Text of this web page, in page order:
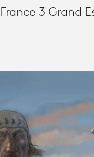
3 Grand